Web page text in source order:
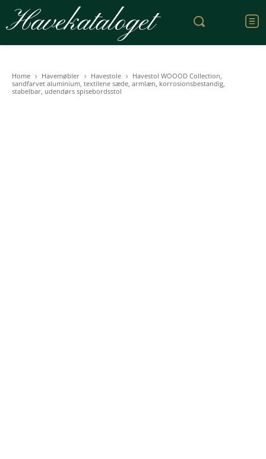
Havekataloget
Home Havemøbler Havestole
Havestol WOOOD Collection,
sandfarvet aluminium, textilene sæde, armlæn, korrosionsbestandig,
stabelbar, udendørs spisebordsstol